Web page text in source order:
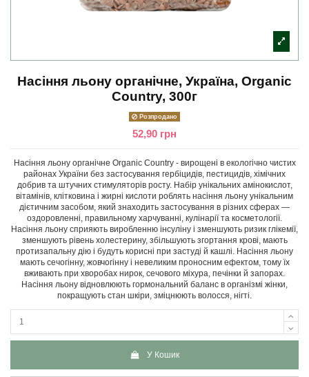
Насіння льону органічне, Україна, Organic
Country, 300г
Розпродано
52,90 грн
Насіння льону органічне Organic Country - вирощені в екологічно чистих
районах України без застосування гербіцидів, пестицидів, хімічних
добрив та штучних стимуляторів росту. Набір унікальних амінокислот,
вітамінів, клітковина і жирні кислоти роблять насіння льону унікальним
дієтичним засобом, який знаходить застосування в різних сферах —
оздоровленні, правильному харчуванні, кулінарії та косметології.
Насіння льону сприяють виробленню інсуліну і зменшують ризик глікемії,
зменшують рівень холестерину, збільшують згортання крові, мають
протизапальну дію і будуть корисні при застуді й кашлі. Насіння льону
мають сечогінну, жовчогінну і невеликим проносним ефектом, тому їх
вживають при хворобах нирок, сечового міхура, печінки й запорах.
Насіння льону відновлюють гормональний баланс в організмі жінки,
покращують стан шкіри, зміцнюють волосся, нігті.
У Кошик